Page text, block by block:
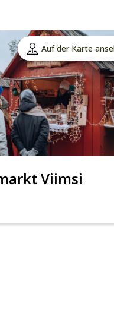
Auf der Karte
Viimsi